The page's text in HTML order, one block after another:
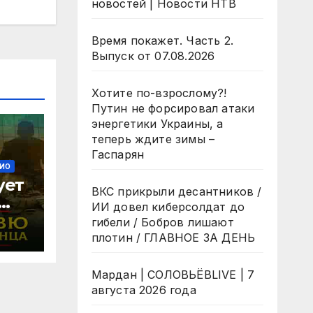
новостей | Новости НТВ
Время покажет. Часть 2.
Выпуск от 07.08.2026
Хотите по-взрослому?!
Путин не форсировал атаки
энергетики Украины, а
теперь ждите зимы –
Гаспарян
ВКС прикрыли десантников /
ИИ довел киберсолдат до
гибели / Бобров лишают
плотин / ГЛАВНОЕ ЗА ДЕНЬ
Мардан | СОЛОВЬЁВLIVE | 7
августа 2026 года